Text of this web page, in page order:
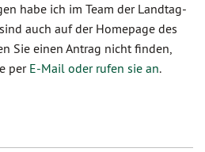
habe ich im Team der Landtag-
auch auf der Homepage des
Sie einen Antrag nicht finden,
per E-Mail oder rufen sie an.